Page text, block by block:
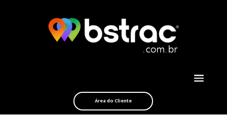
Área do Cliente